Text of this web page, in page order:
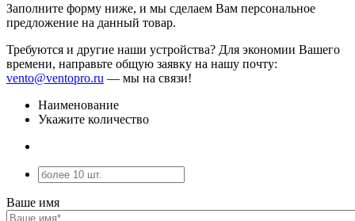
Заполните форму ниже, и мы сделаем Вам персональное
предложение на данный товар.
Требуются и другие наши устройства? Для экономии Вашего
времени, направьте общую заявку на нашу почту:
vento@ventopro.ru — мы на связи!
Наименование
Укажите количество
Ваше имя